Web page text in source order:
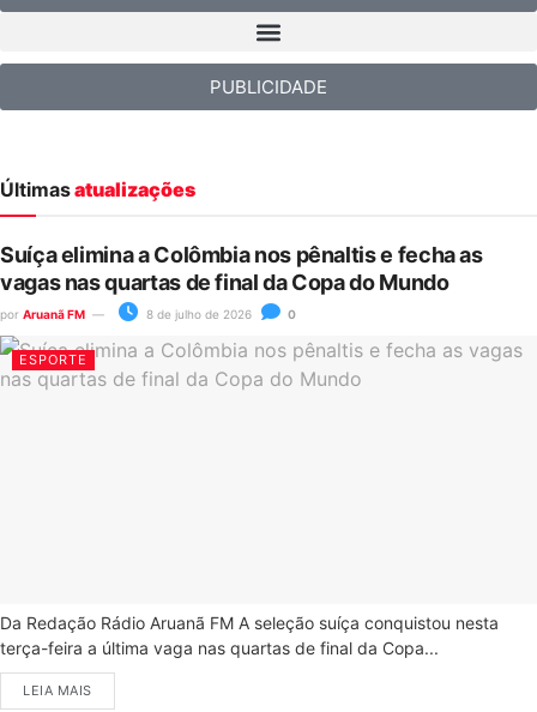
PUBLICIDADE
Últimasatualizações
Suíça elimina a Colômbia nos pênaltis e fecha as
vagas nas quartas de final da Copa do Mundo
por Aruanã FM 8 de julho de 2026 0
ESPORTE
Da Redação Rádio Aruanã FM A seleção suíça conquistou nesta
terça-feira a última vaga nas quartas de final da Copa...
LEIA MAIS